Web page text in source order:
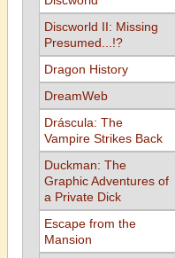
Discworld II: Missing
Presumed...!?
Dragon History
DreamWeb
Dráscula: The
Vampire Strikes Back
Duckman: The
Graphic Adventures of
a Private Dick
Escape from the
Mansion